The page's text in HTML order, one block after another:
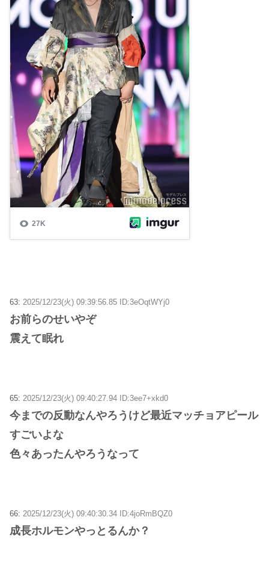
63: 2025/12/23(火) 09:39:56.85 ID:3eOqtWYj0
お前らのせいやぞ
震えて眠れ
65: 2025/12/23(火) 09:40:27.94 ID:3ee7+xkd0
今までの反動なんやろうけど最近マッチョアピール
すごいよな
色々あったんやろうなって
66: 2025/12/23(火) 09:40:30.34 ID:4joRmBQZ0
成長ホルモンやっとるんか？